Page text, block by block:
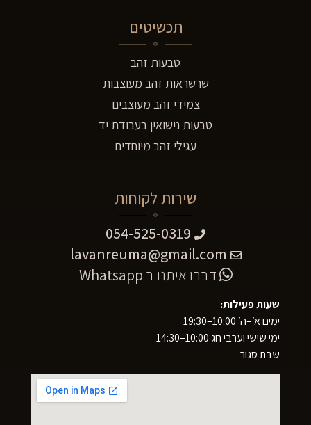
תכשיטים
טבעות זהב
שרשראות זהב מעוצבות
צמידי זהב מעוצבים
טבעות נישואין בעבודת יד
עגילי זהב מיוחדים
שירות לקוחות
054-525-0319
lavanreuma@gmail.com
דברו איתנו ב Whatsapp
שעות פעילות:
ימים א׳–ה׳ 10:00–19:30
ימי שישי וערבי חג 10:00–14:30
שבת סגור